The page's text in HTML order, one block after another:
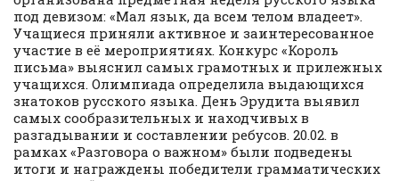
под девизом: «Мал язык, да всем телом владеет».
Учащиеся приняли активное и заинтересованное
участие в её мероприятиях. Конкурс «Король
письма» выяснил самых грамотных и прилежных
учащихся. Олимпиада определила выдающихся
знатоков русского языка. День Эрудита выявил
самых сообразительных и находчивых в
разгадывании и составлении ребусов. 20.02. в
рамках «Разговора о важном» были подведены
итоги и награждены победители грамматических